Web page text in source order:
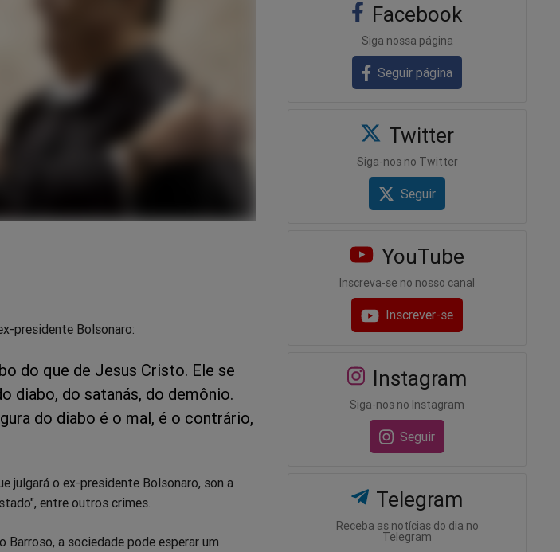
presidente Bolsonaro:
do que de Jesus Cristo. Ele se
diabo, do satanás, do demônio.
do diabo é o mal, é o contrário,
julgará o ex-presidente Bolsonaro, son a
entre outros crimes.
a sociedade pode esperar um
Facebook
Siga nossa página
Seguir página
Twitter
Siga-nos no Twitter
Seguir
YouTube
Inscreva-se no nosso canal
Inscrever-se
Instagram
Siga-nos no Instagram
Seguir
Telegram
Receba as notícias do dia no
Telegram